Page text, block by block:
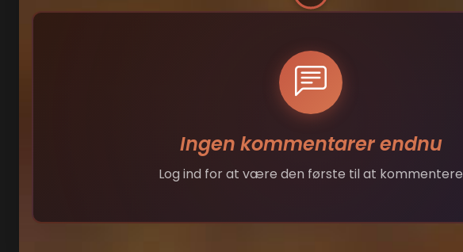
Ingen kommentarer endnu
Log ind for at være den første til at kommentere